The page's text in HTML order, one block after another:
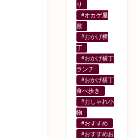
り
#オカゲ屋
敷
#おかげ横
丁
#おかげ横丁
ランチ
#おかげ横丁
食べ歩き
#おしゃれ小
物
#おすすめ
#おすすめお